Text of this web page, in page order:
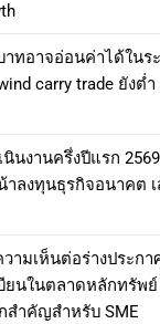
าทอาจอ่อนค่าได้ใน
carry trade ยังต่
นินงานครึ่งปีแรก
าลงทุนธุรกิจอนาคต
ามเห็นต่อร่างประกา
ยนในตลาดหลักทรัพ
สำคัญสำหรับ SME